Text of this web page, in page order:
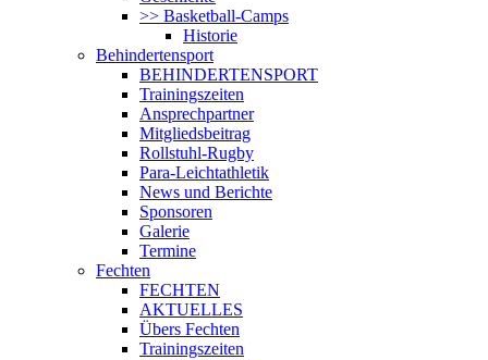
>> Basketball-Camps
Historie
Behindertensport
BEHINDERTENSPORT
Trainingszeiten
Ansprechpartner
Mitgliedsbeitrag
Rollstuhl-Rugby
Para-Leichtathletik
News und Berichte
Sponsoren
Galerie
Termine
Fechten
FECHTEN
AKTUELLES
Übers Fechten
Trainingszeiten